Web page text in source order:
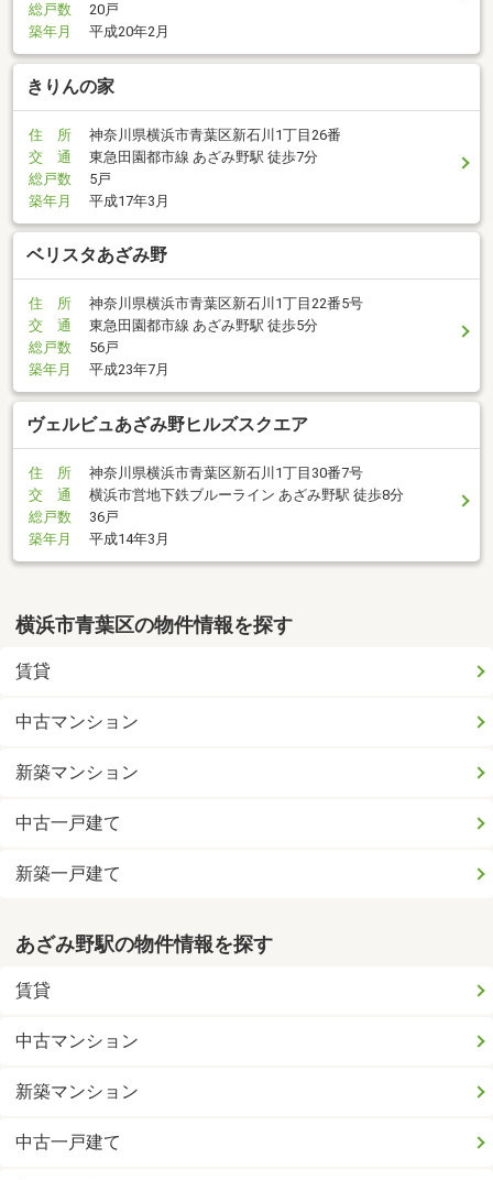
総戸数
20戸
築年月
平成20年2月
きりんの家
住 所
神奈川県横浜市青葉区新石川1丁目26番
交 通
東急田園都市線 あざみ野駅 徒歩7分
総戸数
5戸
築年月
平成17年3月
ベリスタあざみ野
住 所
神奈川県横浜市青葉区新石川1丁目22番5号
交 通
東急田園都市線 あざみ野駅 徒歩5分
総戸数
56戸
築年月
平成23年7月
ヴェルビュあざみ野ヒルズスクエア
住 所
神奈川県横浜市青葉区新石川1丁目30番7号
交 通
横浜市営地下鉄ブルーライン あざみ野駅 徒歩8分
総戸数
36戸
築年月
平成14年3月
横浜市青葉区の物件情報を探す
賃貸
中古マンション
新築マンション
中古一戸建て
新築一戸建て
あざみ野駅の物件情報を探す
賃貸
中古マンション
新築マンション
中古一戸建て